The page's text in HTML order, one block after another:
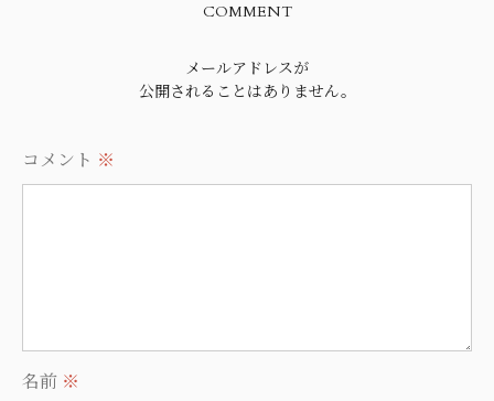
COMMENT
メールアドレスが
公開されることはありません。
コメント ※
名前 ※